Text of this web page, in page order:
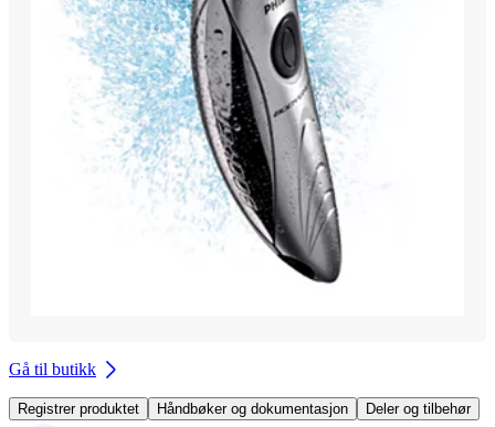
Gå til butikk
Registrer produktet Håndbøker og dokumentasjon Deler og tilbehør